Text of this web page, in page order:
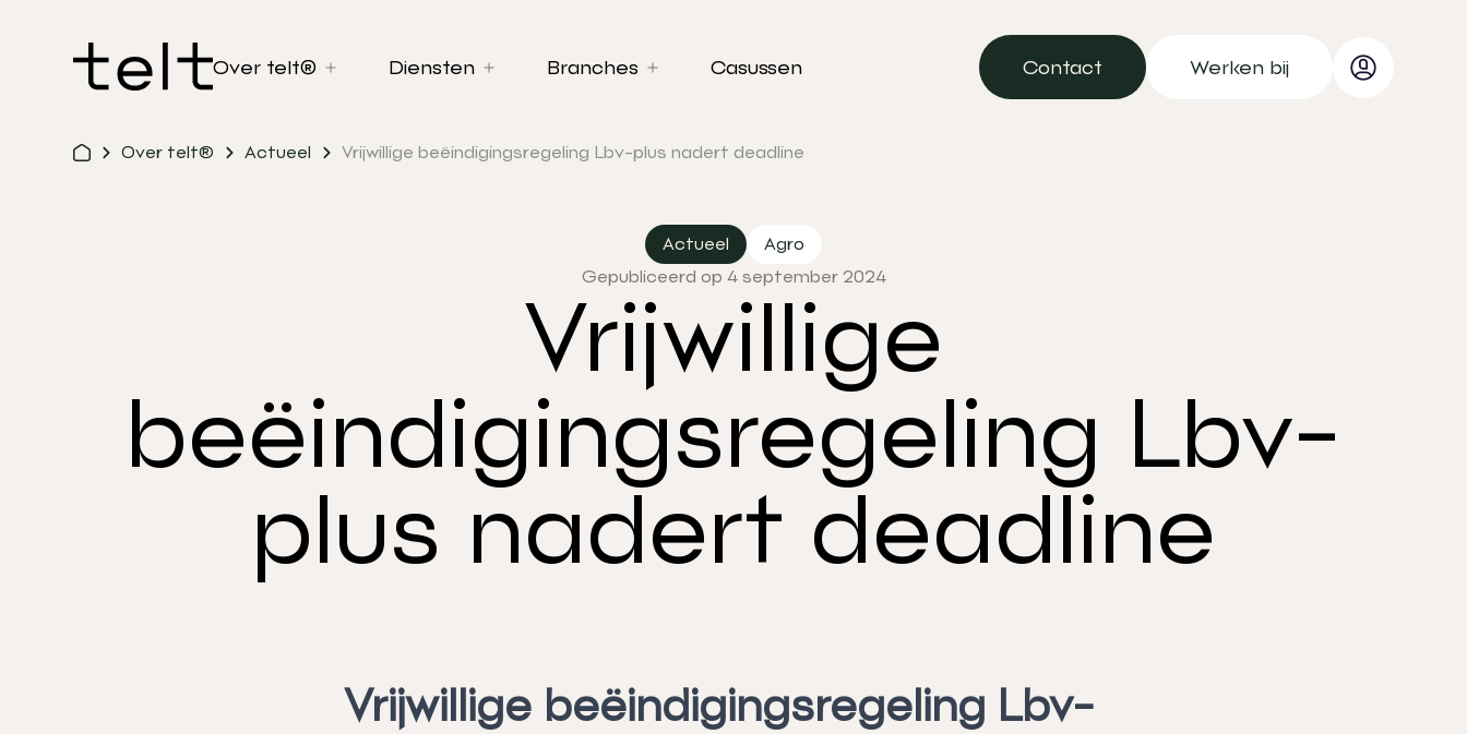
Over telt® Diensten Branches Casussen
Contact
Contact
Werken bij
Over telt® Actueel Vrijwillige beëindigingsregeling Lbv-plus nadert deadline
Actueel
Agro
Gepubliceerd op 4 september 2024
Vrijwillige
beëindigingsregeling Lbv-
plus nadert deadline
Vrijwillige beëindigingsregeling Lbv-